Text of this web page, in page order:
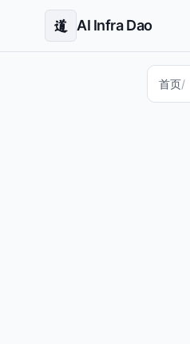
道 AI Infra Dao
首页